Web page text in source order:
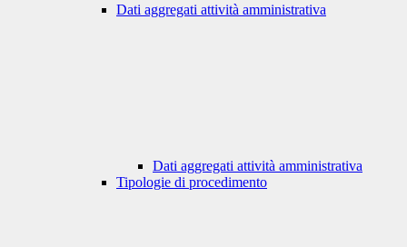
Dati aggregati attività amministrativa
Dati aggregati attività amministrativa
Tipologie di procedimento